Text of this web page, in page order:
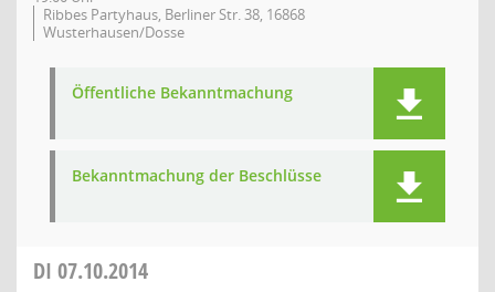
Ribbes Partyhaus, Berliner Str. 38, 16868
Wusterhausen/Dosse
Öffentliche Bekanntmachung
Bekanntmachung der Beschlüsse
DI 07.10.2014